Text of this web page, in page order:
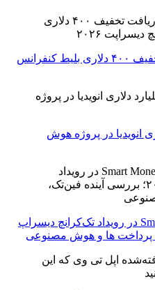
فرصت استثنایی: دریافت تخفیف ۴۰۰ دلاری بلیط کنفرانس
دلاری انویدیا در پروژه هوش
رونمایی از استیج Smart Money در رویداد تک‌کرانچ دیسراپ